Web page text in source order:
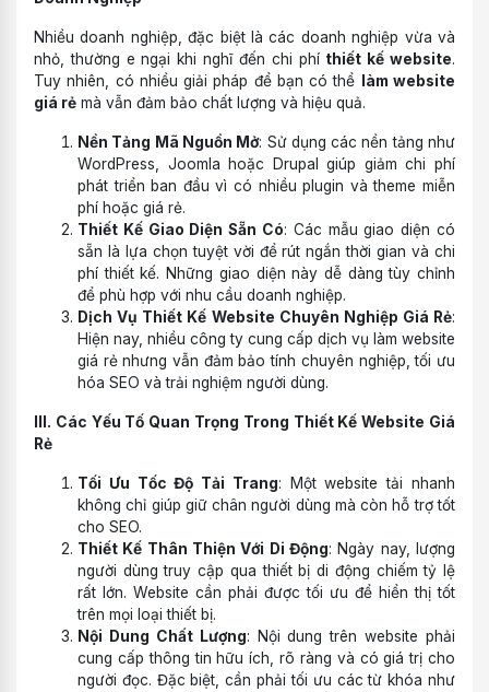
Nhiều doanh nghiệp, đặc biệt là các doanh nghiệp vừa và
nhỏ, thường e ngại khi nghĩ đến chi phí thiết kế website.
Tuy nhiên, có nhiều giải pháp để bạn có thể
làm website
giá rẻ mà vẫn đảm bảo chất lượng và hiệu quả.
Nền Tảng Mã Nguồn Mở: Sử dụng các nền tảng như
WordPress, Joomla hoặc Drupal giúp giảm chi phí
phát triển ban đầu vì có nhiều plugin và theme miễn
phí hoặc giá rẻ.
Thiết Kế Giao Diện Sẵn Có: Các mẫu giao diện có
sẵn là lựa chọn tuyệt vời để rút ngắn thời gian và chi
phí thiết kế. Những giao diện này dễ dàng tùy chỉnh
để phù hợp với nhu cầu doanh nghiệp.
Dịch Vụ Thiết Kế Website Chuyên Nghiệp Giá Rẻ:
Hiện nay, nhiều công ty cung cấp dịch vụ làm website
giá rẻ nhưng vẫn đảm bảo tính chuyên nghiệp, tối ưu
hóa SEO và trải nghiệm người dùng.
III. Các Yếu Tố Quan Trọng Trong Thiết Kế Website Giá
Rẻ
Tối Ưu Tốc Độ Tải Trang: Một website tải nhanh
không chỉ giúp giữ chân người dùng mà còn hỗ trợ tốt
cho SEO.
Thiết Kế Thân Thiện Với Di Động: Ngày nay, lượng
người dùng truy cập qua thiết bị di động chiếm tỷ lệ
rất lớn. Website cần phải được tối ưu để hiển thị tốt
trên mọi loại thiết bị.
Nội Dung Chất Lượng: Nội dung trên website phải
cung cấp thông tin hữu ích, rõ ràng và có giá trị cho
người đọc. Đặc biệt, cần phải tối ưu các từ khóa như